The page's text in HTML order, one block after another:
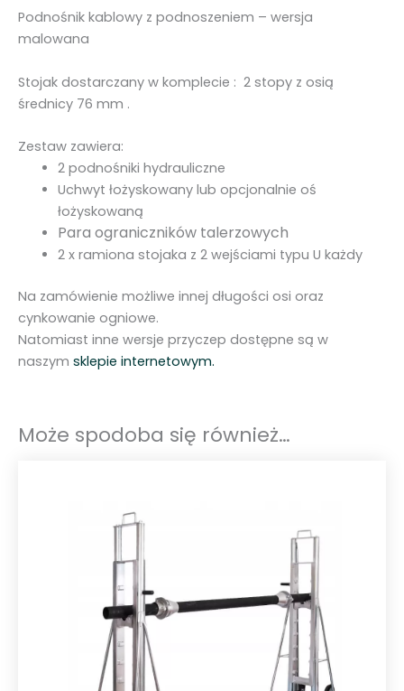
7
t
n
-
1
1
Podnośnik kablowy z podnoszeniem – wersja
malowana
Stojak dostarczany w komplecie : 2 stopy z osią
średnicy 76 mm .
Zestaw zawiera:
2 podnośniki hydrauliczne
Uchwyt łożyskowany lub opcjonalnie oś
łożyskowaną
Para ograniczników talerzowych
2 x ramiona stojaka z 2 wejściami typu U każdy
Na zamówienie możliwe innej długości osi oraz
cynkowanie ogniowe.
Natomiast inne wersje przyczep dostępne są w
naszym sklepie internetowym.
Może spodoba się również…